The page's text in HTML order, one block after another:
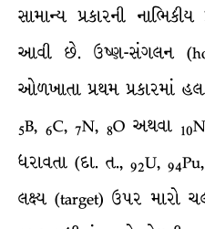
સામાન્ય પ્રકારની
આવી છે. ઉષ્ણ-સંગલન (hot
ઓળખાતા પ્રથમ પ્રકારમાં
5B, 6C,7N,8O અથવા 10
ધરાવતા (દા. ત., 92U, 94Pu,
લક્ષ્ય (target) ઉપર મારો